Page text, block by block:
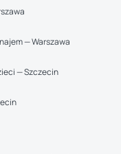
— Warszawa
— Szczecin